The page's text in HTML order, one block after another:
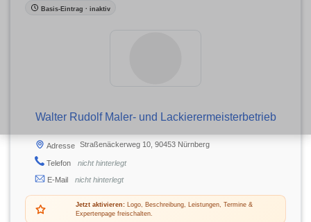
Basis-Eintrag · inaktiv
Walter Rudolf Maler- und Lackierermeisterbetrieb
Adresse Straßenäckerweg 10, 90453 Nürnberg
Telefon
nicht hinterlegt
E-Mail
nicht hinterlegt
Jetzt aktivieren:Logo, Beschreibung, Leistungen, Termine &
Expertenpage freischalten.